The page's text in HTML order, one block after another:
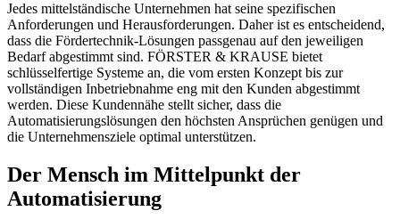
Jedes mittelständische Unternehmen hat seine spezifischen
Anforderungen und Herausforderungen. Daher ist es entscheidend,
dass die Fördertechnik-Lösungen passgenau auf den jeweiligen
Bedarf abgestimmt sind. FÖRSTER & KRAUSE bietet
schlüsselfertige Systeme an, die vom ersten Konzept bis zur
vollständigen Inbetriebnahme eng mit den Kunden abgestimmt
werden. Diese Kundennähe stellt sicher, dass die
Automatisierungslösungen den höchsten Ansprüchen genügen und
die Unternehmensziele optimal unterstützen.
Der Mensch im Mittelpunkt der
Automatisierung